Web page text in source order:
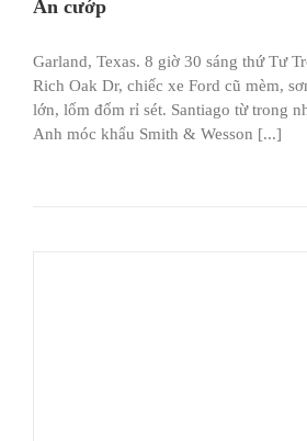
Ăn cướp
Garland, Texas. 8 giờ 30 sáng thứ Tư
Rich Oak Dr, chiếc xe Ford cũ mèm,
lớn, lốm đốm rỉ sét. Santiago từ trong
Anh móc khẩu Smith & Wesson [...]